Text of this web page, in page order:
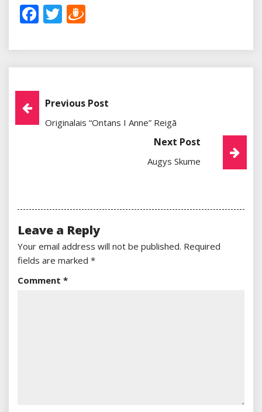
Facebook
Twitter
Post
Navigation
Previous Post
Originalais “Ontans I Anne” Reigā
Next Post
Augys Skume
Leave a Reply
Your email address will not be published. Required
fields are marked *
Comment *